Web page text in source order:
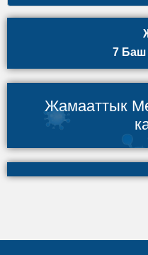
7 Баш
Жамааттык